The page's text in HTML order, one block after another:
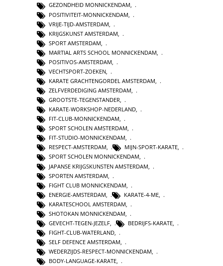
GEZONDHEID MONNICKENDAM,
POSITIVITEIT-MONNICKENDAM
VRIJE-TIJD-AMSTERDAM
KRIJGSKUNST AMSTERDAM
SPORT AMSTERDAM
MARTIAL ARTS SCHOOL MONNICKENDAM
POSITIVOS-AMSTERDAM
VECHTSPORT-ZOEKEN
KARATE GRACHTENGORDEL AMSTERDAM
ZELFVERDEDIGING AMSTERDAM,
GROOTSTE-TEGENSTANDER,
KARATE-WORKSHOP-NEDERLAND,
FIT-CLUB-MONNICKENDAM,
SPORT SCHOLEN AMSTERDAM,
FIT-STUDIO-MONNICKENDAM,
RESPECT-AMSTERDAM, MIJN-SPORT-KARATE,
SPORT SCHOLEN MONNICKENDAM,
JAPANSE KRIJGSKUNSTEN AMSTERDAM
SPORTEN AMSTERDAM
FIGHT CLUB MONNICKENDAM
ENERGIE-AMSTERDAM
KARATE-4-ME
KARATESCHOOL AMSTERDAM
SHOTOKAN MONNICKENDAM
GEVECHT-TEGEN-JEZELF
BEDRIJFS-KARATE
FIGHT-CLUB-WATERLAND
SELF DEFENCE AMSTERDAM,
WEDERZIJDS-RESPECT-MONNICKENDAM,
BODY-LANGUAGE-KARATE,